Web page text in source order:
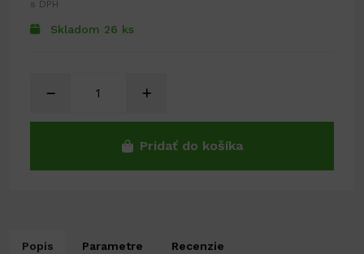
Skladom 26 ks
s DPH
Pridať do košíka
Popis Parametre Recenzie